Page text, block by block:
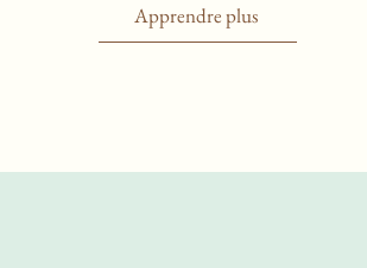
Apprendre plus